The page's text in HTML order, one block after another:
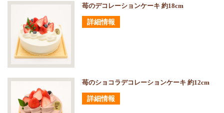
苺のデコレーションケーキ 約18cm
詳細情報
苺のショコラデコレーションケーキ 約12cm
詳細情報